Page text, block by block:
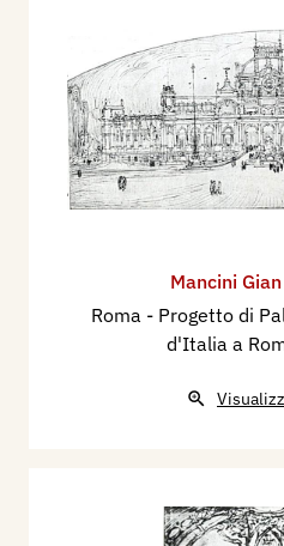
Mancini
Roma - Progetto di
d'Italia a